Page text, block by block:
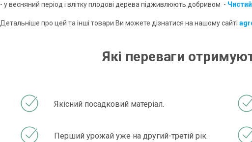
- у весняний період і влітку плодові дерева підживлюють добривом -
Детальніше про цей та інші товари Ви можете дізнатися на нашому сайті
Які переваги
Якісний посадковий матеріал.
Перший урожай уже на другий-третій рік.